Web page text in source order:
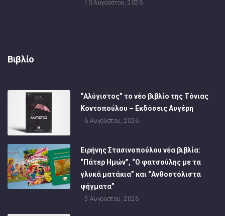
10 Αυγούστου, 2026
Βιβλίο
“Αλύγιστος” το νέο βιβλίο της Τόνιας
Κοντοπούλου – Εκδόσεις Αυγέρη
6 Αυγούστου, 2026
Ειρήνης Στασινοπούλου νέα βιβλία:
“Πάτερ Ημών”, “Ο φατσούλης με τα
γλυκά ματάκια” και “Ανθοστόλιστα
ψήγματα”
5 Αυγούστου, 2026